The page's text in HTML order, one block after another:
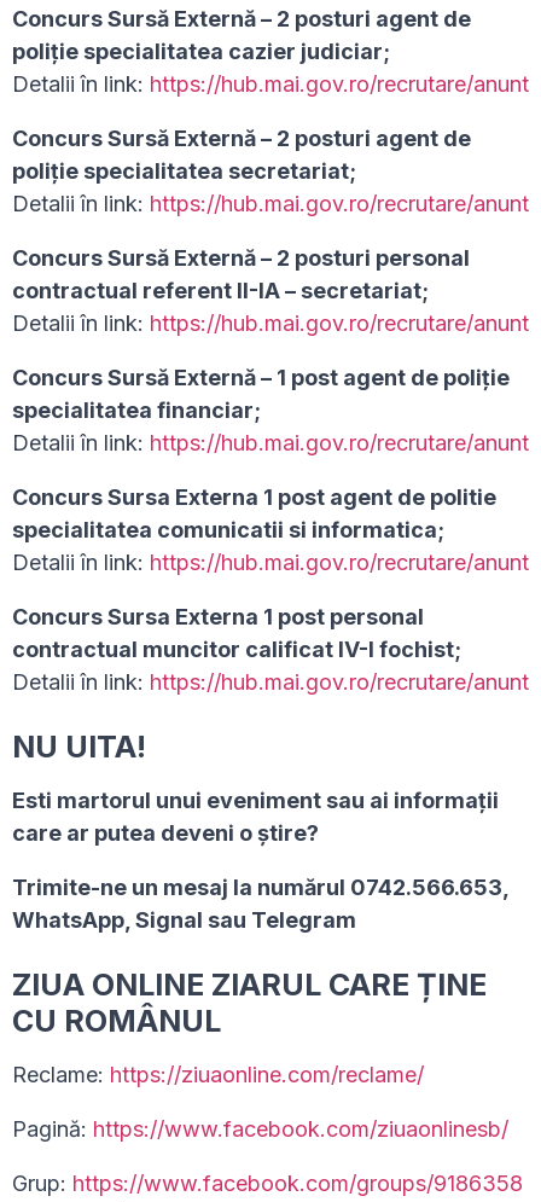
Concurs Sursă Externă – 2 posturi agent de
poliție specialitatea cazier judiciar;
Detalii în link: https://hub.mai.gov.ro/recrutare/anunt
Concurs Sursă Externă – 2 posturi agent de
poliție specialitatea secretariat;
Detalii în link: https://hub.mai.gov.ro/recrutare/anunt
Concurs Sursă Externă – 2 posturi personal
contractual referent II-IA – secretariat;
Detalii în link: https://hub.mai.gov.ro/recrutare/anunt
Concurs Sursă Externă – 1 post agent de poliție
specialitatea financiar;
Detalii în link: https://hub.mai.gov.ro/recrutare/anunt
Concurs Sursa Externa 1 post agent de politie
specialitatea comunicatii si informatica;
Detalii în link: https://hub.mai.gov.ro/recrutare/anunt
Concurs Sursa Externa 1 post personal
contractual muncitor calificat IV-I fochist;
Detalii în link: https://hub.mai.gov.ro/recrutare/anunt
NU UITA!
Esti martorul unui eveniment sau ai informaţii
care ar putea deveni o ştire?
Trimite-ne un mesaj la numărul 0742.566.653,
WhatsApp, Signal sau Telegram
ZIUA ONLINE ZIARUL CARE ȚINE
CU ROMÂNUL
Reclame: https://ziuaonline.com/reclame/
Pagină: https://www.facebook.com/ziuaonlinesb/
Grup: https://www.facebook.com/groups/9186358